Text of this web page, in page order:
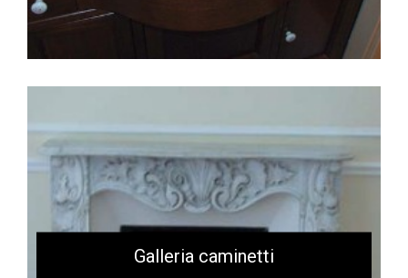
Galleria caminetti